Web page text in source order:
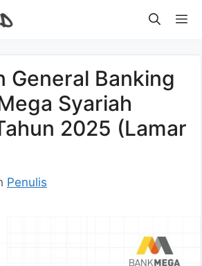
General Banking
Syariah
2025 (Lamar
Penulis